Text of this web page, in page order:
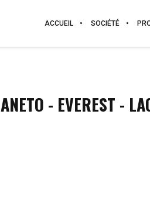
ACCUEIL SOCIÉTÉ
ANETO - EVEREST -